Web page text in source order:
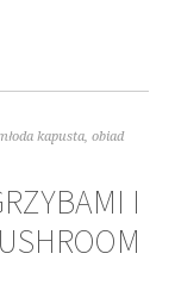
kapusta,obiad
I